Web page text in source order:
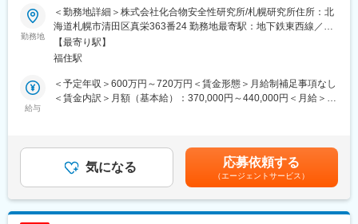
変更の範囲：会社の定める業務
■魅力点：
総合商社である伊藤忠商事の医療機器部門が独立して設立された
企業です。伊藤忠グループの持つ国際的な情報ネットワークを活
用して、アメリカをはじめとする先進諸国から最先端の医療機器
■入社後の流れ：
＜入社後の流れ（目安）＞
・第1週目：東京本社にて製品研修（約１週間）
※スキル・経験によりこの限りではありません。
※所属について
日本ケミファ株式会社所属、株式会社化合物安全性研究所へ出向
となります。
■職務内容：
非臨床試験における、組織学的病理検査を担当していただきま
す。
・病理学的検査
・病理組織学的検査
勤務地
＜勤務地詳細＞株式会社化合物安全性研究所/札幌研究所住所：北
海道札幌市清田区真栄363番24 勤務地最寄駅：地下鉄東西線／大
谷地駅受動喫煙対策：屋内全面禁煙変更の範囲：会社の定める事
業所
【最寄り駅】
福住駅
給与
＜予定年収＞600万円～720万円＜賃金形態＞月給制補足事項なし
＜賃金内訳＞月額（基本給）：370,000円～440,000円＜月給＞
例】38歳非管理職（配偶者・子1名扶養）：620万円42歳非管理職
（配偶者・子1名扶養）：660万円46歳管理職：820万円賃金はあ
くまでも目安の金額であり、選考を通じて上下する可能性があり
ます。月給(月額)は固定手当を含めた表記です。
気になる 応募依頼する
（エージェントサービス）